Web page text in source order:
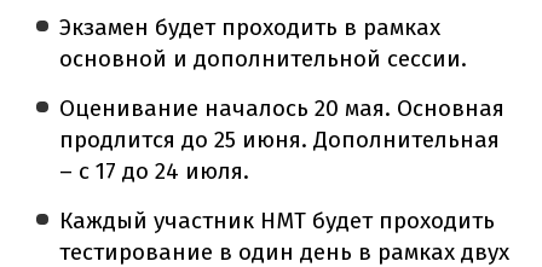
Экзамен будет проходить в рамках
основной и дополнительной сессии.
Оценивание началось 20 мая. Основная
продлится до 25 июня. Дополнительная
– с 17 до 24 июля.
Каждый участник НМТ будет проходить
тестирование в один день в рамках двух